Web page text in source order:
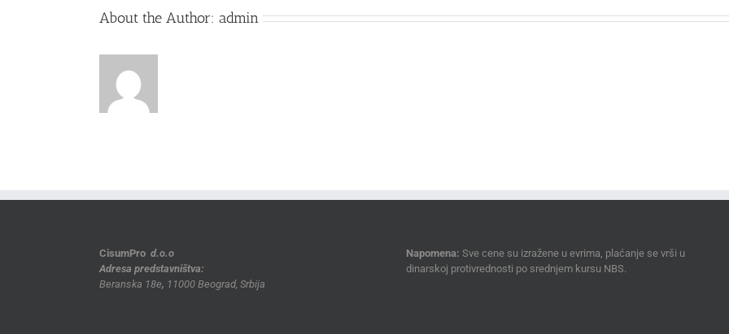
About the Author: admin
CisumPro d.o.o
Adresa predstavništva:
Beranska 18e, 11000 Beograd, Srbija
Napomena: Sve cene su izražene u evrima, plaćanje se vrši u
dinarskoj protivrednosti po srednjem kursu NBS.